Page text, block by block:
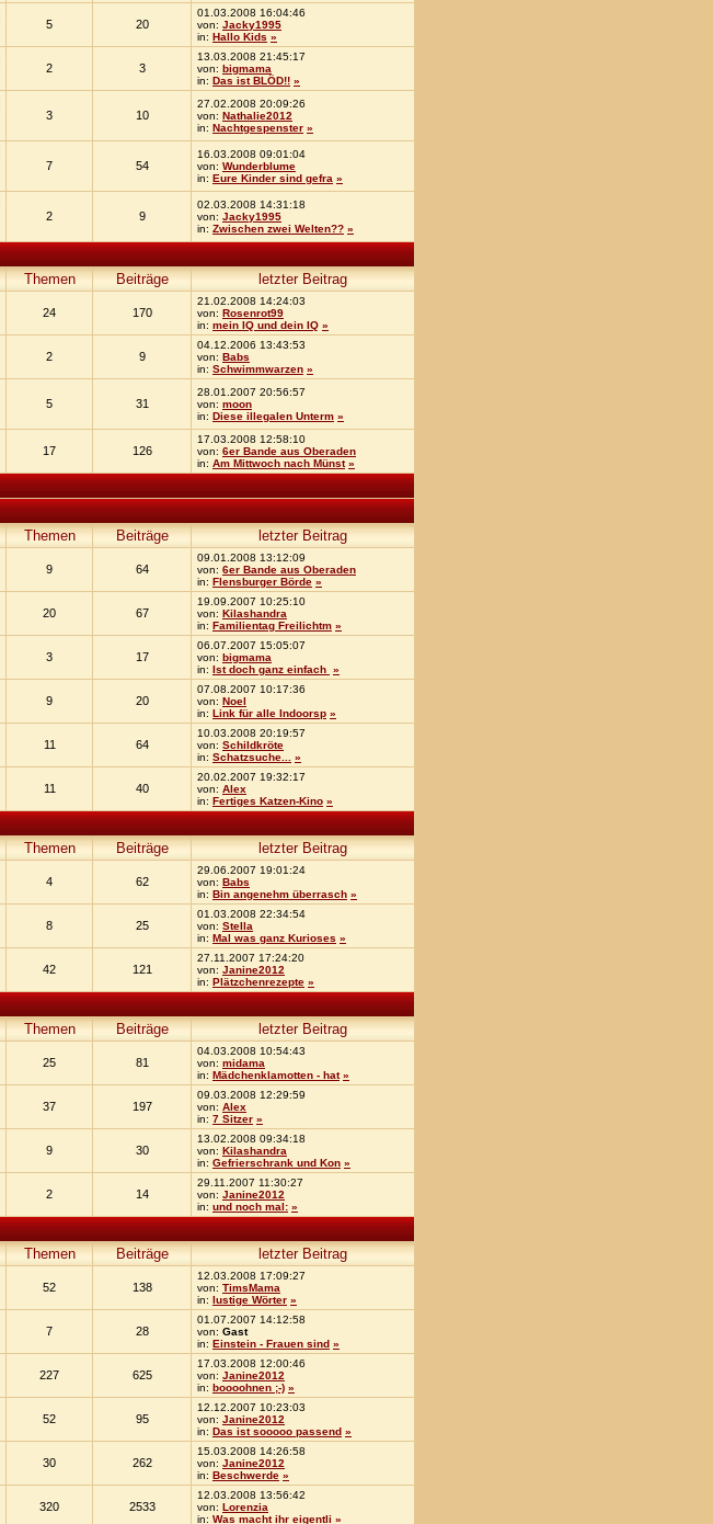
5 20
01.03.2008 16:04:46
von: Jacky1995
in: Hallo Kids »
2 3
13.03.2008 21:45:17
von: bigmama
in: Das ist BLÖD!! »
3 10
27.02.2008 20:09:26
von: Nathalie2012
in: Nachtgespenster »
7 54
16.03.2008 09:01:04
von: Wunderblume
in: Eure Kinder sind gefra »
2 9
02.03.2008 14:31:18
von: Jacky1995
in: Zwischen zwei Welten?? »
Themen Beiträge
letzter Beitrag
24 170
21.02.2008 14:24:03
von: Rosenrot99
in: mein IQ und dein IQ »
2 9
04.12.2006 13:43:53
von: Babs
in: Schwimmwarzen »
5 31
28.01.2007 20:56:57
von: moon
in: Diese illegalen Unterm »
17 126
17.03.2008 12:58:10
von: 6er Bande aus Oberaden
in: Am Mittwoch nach Münst »
Themen Beiträge
letzter Beitrag
9 64
09.01.2008 13:12:09
von: 6er Bande aus Oberaden
in: Flensburger Börde »
20 67
19.09.2007 10:25:10
von: Kilashandra
in: Familientag Freilichtm »
3 17
06.07.2007 15:05:07
von: bigmama
in: Ist doch ganz einfach »
9 20
07.08.2007 10:17:36
von: Noel
in: Link für alle Indoorsp »
11 64
10.03.2008 20:19:57
von: Schildkröte
in: Schatzsuche... »
11 40
20.02.2007 19:32:17
von: Alex
in: Fertiges Katzen-Kino »
Themen Beiträge
letzter Beitrag
4 62
29.06.2007 19:01:24
von: Babs
in: Bin angenehm überrasch »
8 25
01.03.2008 22:34:54
von: Stella
in: Mal was ganz Kurioses »
42 121
27.11.2007 17:24:20
von: Janine2012
in: Plätzchenrezepte »
Themen Beiträge letzter Beitrag
25 81
04.03.2008 10:54:43
von: midama
in: Mädchenklamotten - hat »
37 197
09.03.2008 12:29:59
von: Alex
in: 7 Sitzer »
9 30
13.02.2008 09:34:18
von: Kilashandra
in: Gefrierschrank und Kon »
2 14
29.11.2007 11:30:27
von: Janine2012
in: und noch mal: »
Themen Beiträge
letzter Beitrag
52 138
12.03.2008 17:09:27
von: TimsMama
in: lustige Wörter »
7 28
01.07.2007 14:12:58
von: Gast
in: Einstein - Frauen sind »
227 625
17.03.2008 12:00:46
von: Janine2012
in: boooohnen ;-) »
52 95
12.12.2007 10:23:03
von: Janine2012
in: Das ist sooooo passend »
30 262
15.03.2008 14:26:58
von: Janine2012
in: Beschwerde »
320 2533
12.03.2008 13:56:42
von: Lorenzia
in: Was macht ihr eigentli »